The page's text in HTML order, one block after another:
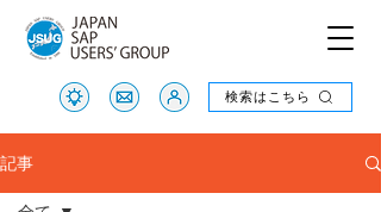
検索はこちら
検索はこちら
記事